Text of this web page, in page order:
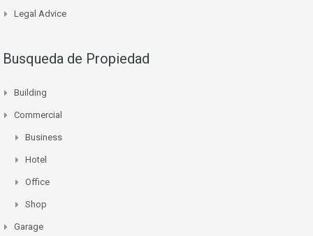
Legal Advice
Busqueda de Propiedad
Building
Commercial
Business
Hotel
Office
Shop
Garage